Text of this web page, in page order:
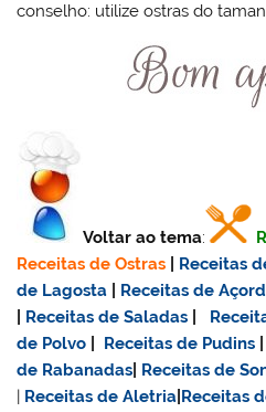
conselho: utilize ostras do
Voltar ao tema:
Receitas de Ostras
Receitas
de Lagosta
Receitas de
Receitas de Saladas
de Polvo
Receitas de Pudins
de Rabanadas
Receitas de
Receitas de Aletria Receitas